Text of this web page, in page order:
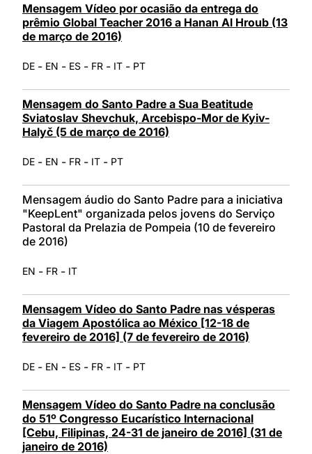
Mensagem Vídeo por ocasião da entrega do
prêmio Global Teacher 2016 a Hanan Al Hroub (13
de março de 2016)
DE - EN - ES - FR - IT - PT
Mensagem do Santo Padre a Sua Beatitude
Sviatoslav Shevchuk, Arcebispo-Mor de Kyiv-
Halyč (5 de março de 2016)
DE - EN - FR - IT - PT
Mensagem áudio do Santo Padre para a iniciativa
"KeepLent" organizada pelos jovens do Serviço
Pastoral da Prelazia de Pompeia (10 de fevereiro
de 2016)
EN - FR - IT
Mensagem Vídeo do Santo Padre nas vésperas
da Viagem Apostólica ao México [12-18 de
fevereiro de 2016] (7 de fevereiro de 2016)
DE - EN - ES - FR - IT - PT
Mensagem Vídeo do Santo Padre na conclusão
do 51º Congresso Eucarístico Internacional
[Cebu, Filipinas, 24-31 de janeiro de 2016] (31 de
janeiro de 2016)